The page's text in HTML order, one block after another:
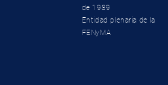
de 1989
Entidad plenaria de la
FENyMA